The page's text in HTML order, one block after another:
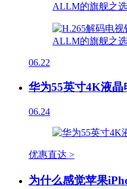
06.22
华为55英寸4K液晶
06.24
优惠直达 >
为什么感觉苹果